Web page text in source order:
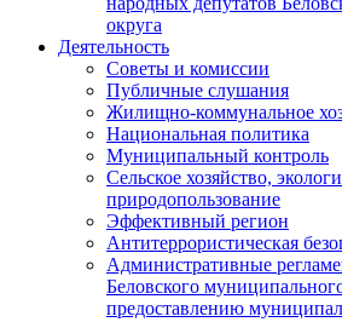
округа
Деятельность
Советы и комиссии
Публичные слушания
Жилищно-коммунальное
Национальная политика
Муниципальный контроль
Сельское хозяйство,
природопользование
Эффективный регион
Антитеррористическая
Административные
Беловского
предоставлению